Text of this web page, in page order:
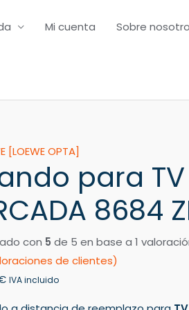
Mi cuenta Sobre
[LOEWE OPTA]
para TV
8684
con 5 de 5 en base a 1
de clientes)
IVA incluido